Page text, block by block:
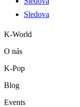
Sledova
K-World
O nás
K-Pop
Blog
Events